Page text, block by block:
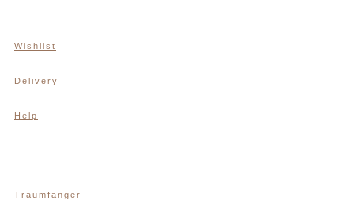
Wishlist
Delivery
Help
Traumfänger